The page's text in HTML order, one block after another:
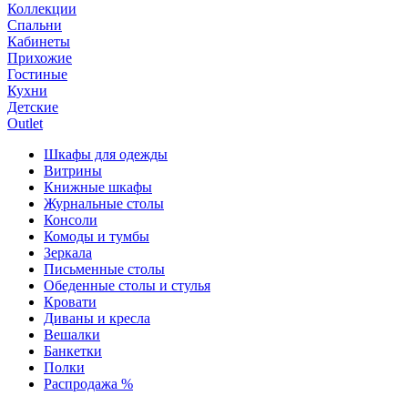
Коллекции
Спальни
Кабинеты
Прихожие
Гостиные
Кухни
Детские
Outlet
Шкафы для одежды
Витрины
Книжные шкафы
Журнальные столы
Консоли
Комоды и тумбы
Зеркала
Письменные столы
Обеденные столы и стулья
Кровати
Диваны и кресла
Вешалки
Банкетки
Полки
Распродажа %